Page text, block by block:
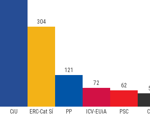
CiU ERC-Cat Sí PP ICV-EUiA PSC
304
121
72
62